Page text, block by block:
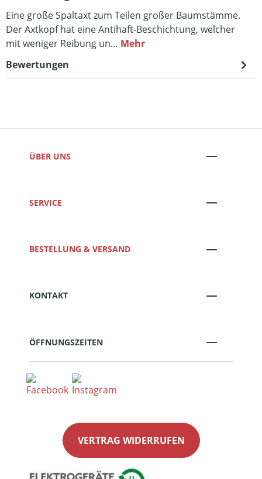
Eine große Spaltaxt zum Teilen großer Baumstämme.
Der Axtkopf hat eine Antihaft-Beschichtung, welcher
mit weniger Reibung un… Mehr
Bewertungen
ÜBER UNS
SERVICE
BESTELLUNG & VERSAND
KONTAKT
ÖFFNUNGSZEITEN
VERTRAG WIDERRUFEN